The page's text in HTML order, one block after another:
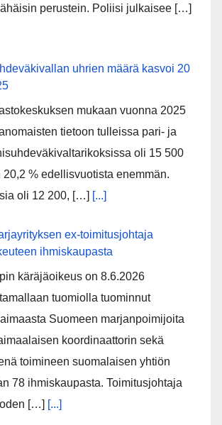
perustein. Poliisi julkaisee […]
uhrien määrä kasvoi 20
mukaan vuonna 2025
tietoon tulleissa pari- ja
oli 15 500
20,2 % edellisvuotista enemmän.
oli 12 200, […] [...]
ex-toimitusjohtaja
ihmiskaupasta
käräjäoikeus on 8.6.2026
tuomiolla tuominnut
Suomeen marjanpoimijoita
koordinaattorin sekä
toimineen suomalaisen yhtiön
78 ihmiskaupasta. Toimitusjohtaja
[…] [...]